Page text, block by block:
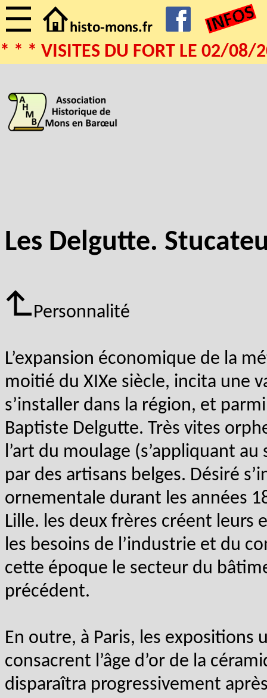
* * * VISITES DU FORT LE 02/08/
Les Delgutte.
Personnalité
L’expansion économique de la
moitié du XIXe siècle, incita une
s’installer dans la région, et
Baptiste Delgutte. Très vites
l’art du moulage (s’appliquant
par des artisans belges. Désiré
ornementale durant les années
Lille. les deux frères créent
les besoins de l’industrie et du
cette époque le secteur du
précédent.
En outre, à Paris, les expositions
consacrent l’âge d’or de la
disparaîtra progressivement